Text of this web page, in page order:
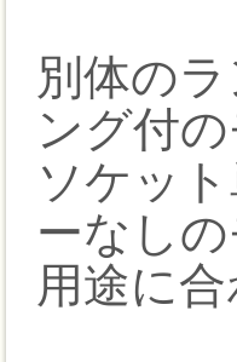
別体の
ング付の
ソケッ
ーなし
用途に